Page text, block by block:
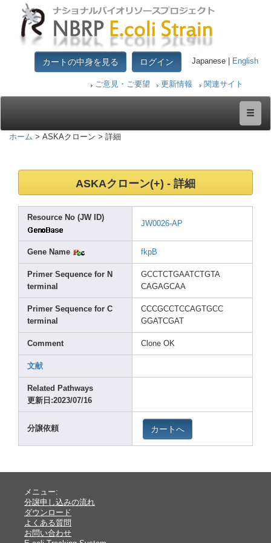
カートの中身を見る ログイン Japanese | English
ご意見・ご要望 更新情報 関連サイト
ホーム > ASKAクローン > 詳細
ASKAクローン(+) - 詳細
Resource No (JW ID)
JW0026-AP
Gene Name fkpB
Primer Sequence for N
terminal
GCCTC TGAAT CTGTA
CAGAGCAA
Primer Sequence for C
terminal
CCCGCCTCCAGTGCC
GGATCGAT
Comment Clone OK
文献
Related Pathways
更新日:2023/07/16
分譲依頼 カートへ
メニュー:
分譲申し込みの流れ
ダウンロード
よくある質問
お問い合わせ